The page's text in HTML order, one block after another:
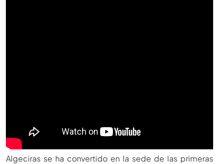
Algeciras se ha convertido en la sede de las primeras